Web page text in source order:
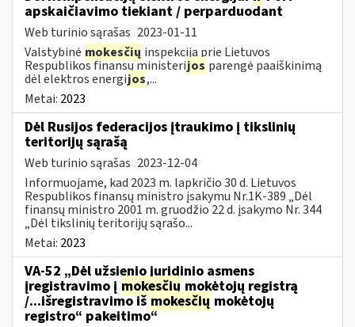
apskaičiavimo tiekiant / perparduodant
Web turinio sąrašas 2023-01-11
Valstybinė mokesčių inspekcija prie Lietuvos
Respublikos finansų ministerijos parengė paaiškinimą
dėl elektros energijos,...
Metai: 2023
Dėl Rusijos federacijos įtraukimo į tikslinių
teritorijų sąrašą
Web turinio sąrašas 2023-12-04
Informuojame, kad 2023 m. lapkričio 30 d. Lietuvos
Respublikos finansų ministro įsakymu Nr.1K-389 „Dėl
finansų ministro 2001 m. gruodžio 22 d. įsakymo Nr. 344
„Dėl tikslinių teritorijų sąrašo...
Metai: 2023
VA-52 „Dėl užsienio juridinio asmens
įregistravimo į mokesčių mokėtojų registrą
/...išregistravimo išmokesčių mokėtojų
registro“ pakeitimo“